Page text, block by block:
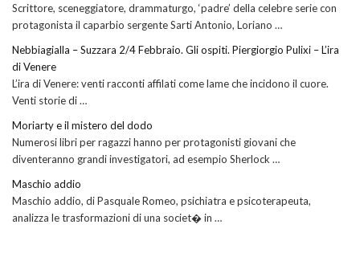
Scrittore, sceneggiatore, drammaturgo, ‘padre’ della celebre serie con
protagonista il caparbio sergente Sarti Antonio, Loriano …
Nebbiagialla – Suzzara 2/4 Febbraio. Gli ospiti. Piergiorgio Pulixi – L’ira
di Venere
L’ira di Venere: venti racconti affilati come lame che incidono il cuore.
Venti storie di …
Moriarty e il mistero del dodo
Numerosi libri per ragazzi hanno per protagonisti giovani che
diventeranno grandi investigatori, ad esempio Sherlock …
Maschio addio
Maschio addio, di Pasquale Romeo, psichiatra e psicoterapeuta,
analizza le trasformazioni di una societ� in …